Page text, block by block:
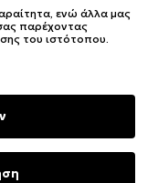
πλύσης,
ενώ άλλα μας
παρέχοντας
του ιστότοπου.